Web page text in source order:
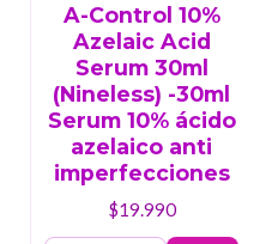
A-Control 10%
Azelaic Acid
Serum 30ml
(Nineless) -30ml
Serum 10% ácido
azelaico anti
imperfecciones
$19.990